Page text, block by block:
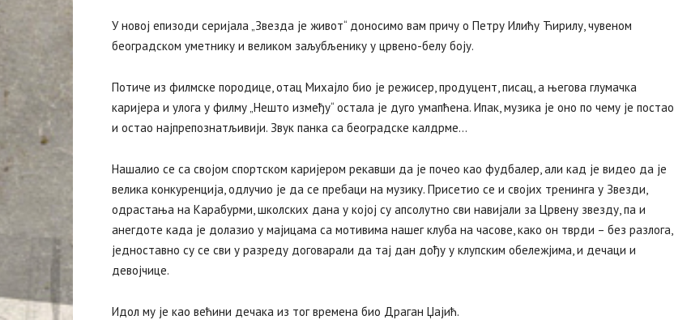
У новој епизоди серијала „Звезда је живот“ доносимо вам причу о Петру Илићу Ћирилу, чувеном
београдском уметнику и великом заљубљенику у црвено-белу боју.
Потиче из филмске породице, отац Михајло био је режисер, продуцент, писац, а његова глумачка
каријера и улога у филму „Нешто између“ остала је дуго умапћена. Ипак, музика је оно по чему је постао
и остао најпрепознатљивији. Звук панка са београдске калдрме…
Нашалио се са својом спортском каријером рекавши да је почео као фудбалер, али кад је видео да је
велика конкуренција, одлучио је да се пребаци на музику. Присетио се и својих тренинга у Звезди,
одрастања на Карабурми, школских дана у којој су апсолутно сви навијали за Црвену звезду, па и
анегдоте када је долазио у мајицама са мотивима нашег клуба на часове, како он тврди – без разлога,
једноставно су се сви у разреду договарали да тај дан дођу у клупским обележјима, и дечаци и
девојчице.
Идол му је као већини дечака из тог времена био Драган Џајић.